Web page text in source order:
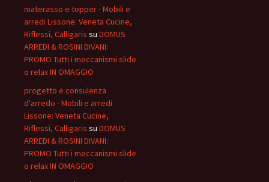
materasso e topper - Mobili e
arredi Lissone: Veneta Cucine,
Riflessi, Calligaris su DOMUS
ARREDI & ROSINI DIVANI:
PROMO Tutti i meccanismi slide
o relax IN OMAGGIO
progetto e consulenza
d'arredo - Mobili e arredi
Lissone: Veneta Cucine,
Riflessi, Calligaris su DOMUS
ARREDI & ROSINI DIVANI:
PROMO Tutti i meccanismi slide
o relax IN OMAGGIO